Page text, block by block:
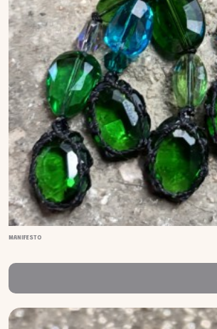
MANIFESTO